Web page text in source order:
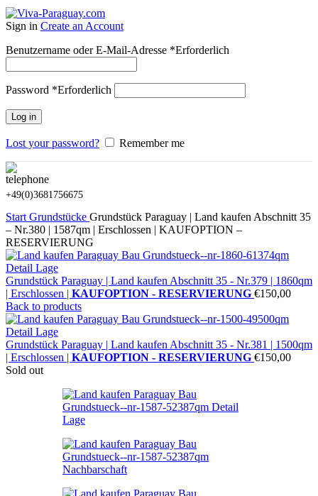
Sign in Create an Account
Benutzername oder E-Mail-Adresse *Erforderlich
Password *Erforderlich
Log in
Lost your password? Remember me
+49(0)3681756675
Start Grundstücke Grundstück Paraguay | Land kaufen Abschnitt 35
– Nr.380 | 1587qm | Erschlossen | KAUFOPTION –
RESERVIERUNG
Grundstück Paraguay | Land kaufen Abschnitt 35 - Nr.379 | 1860qm
| Erschlossen | KAUFOPTION - RESERVIERUNG €150,00
Back to products
Grundstück Paraguay | Land kaufen Abschnitt 35 - Nr.381 | 1500qm
| Erschlossen | KAUFOPTION - RESERVIERUNG €150,00
Sold out